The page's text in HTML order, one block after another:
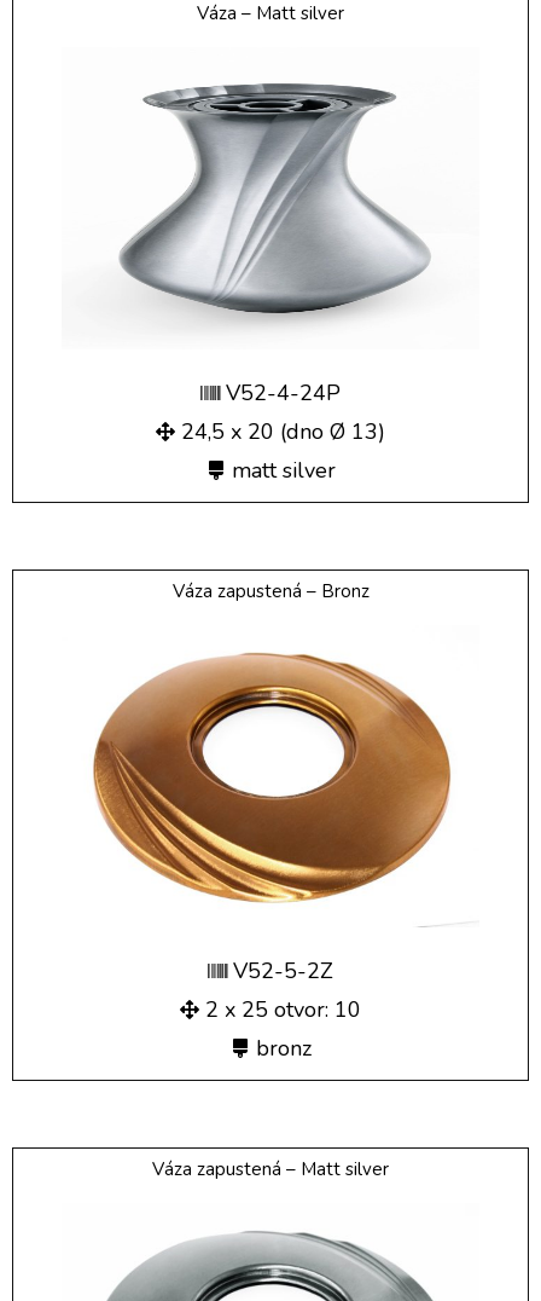
Váza – Matt silver
V52-4-24P
24,5 x 20 (dno Ø 13)
matt silver
Váza zapustená – Bronz
V52-5-2Z
2 x 25 otvor: 10
bronz
Váza zapustená – Matt silver